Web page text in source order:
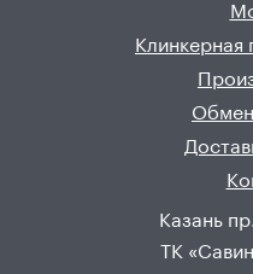
Клинкерная
Обмен
Казань
ТК